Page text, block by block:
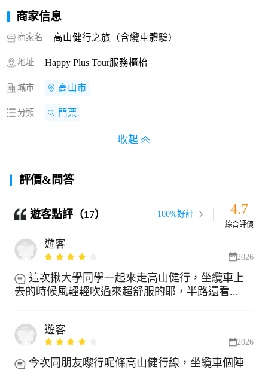
商家信息
商家名 高山健行之旅（含纜車體驗）
地址 Happy Plus Tour服務櫃枱
城市 高山市
分類 門票
收起
評價&問答
遊客點評（17） 100%好評 4.7
綜合評價
遊客
2026
這次揪大學同學一起來走高山健行，坐纜車上
去的時候風輕輕吹過來超舒服的耶，半路還看...
遊客
2026
今次同朋友嚟行呢條高山健行線，坐纜車個陣